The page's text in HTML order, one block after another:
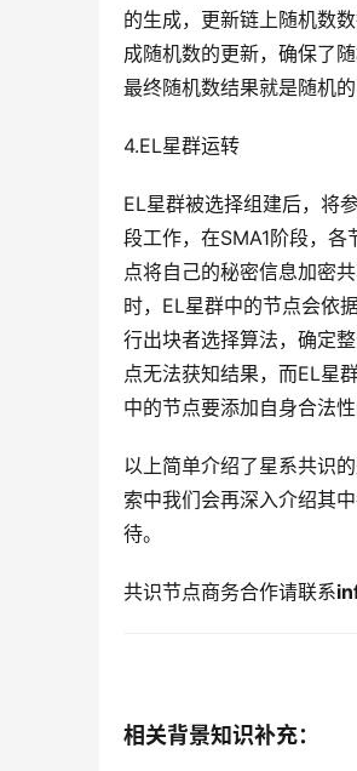
的生成，更新链上随机数
成随机数的更新，确保了
最终随机数结果就是随机
4.EL星群运转
EL星群被选择组建后，将
段工作，在SMA1阶段，
点将自己的秘密信息加密
时，EL星群中的节点会依
行出块者选择算法，确定
点无法获知结果，而EL星
中的节点要添加自身合法
以上简单介绍了星系共识
索中我们会再深入介绍其
待。
共识节点商务合作请联系
相关背景知识补充：